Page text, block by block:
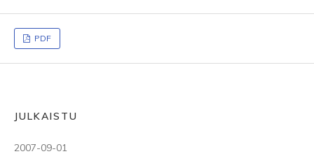
PDF
JULKAISTU
2007-09-01